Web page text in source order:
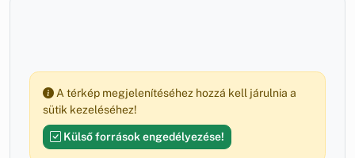
A térkép megjelenítéséhez hozzá kell járulnia a
sütik kezeléséhez!
Külső források engedélyezése!